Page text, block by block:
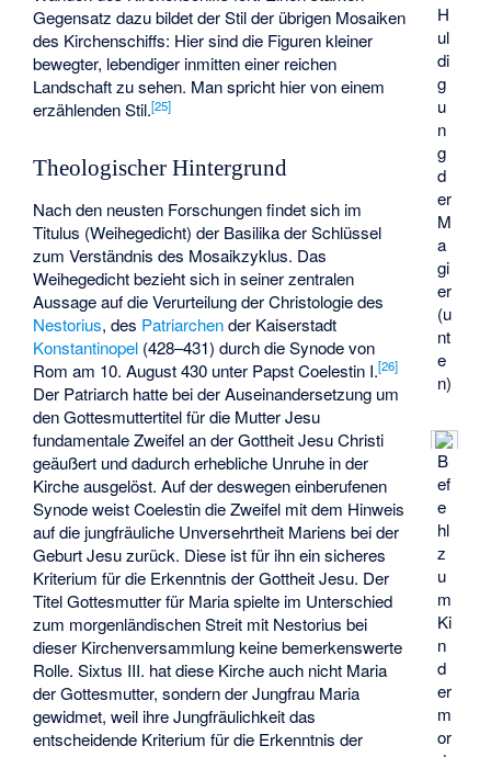
H
ul
di
g
u
n
g
d
er
M
a
gi
er
(u
nt
e
n)
B
ef
e
hl
z
u
m
Ki
n
d
er
m
or
Gegensatz dazu bildet der Stil der übrigen Mosaiken
des Kirchenschiffs: Hier sind die Figuren kleiner
bewegter, lebendiger inmitten einer reichen
Landschaft zu sehen. Man spricht hier von einem
erzählenden Stil.[25]
Theologischer Hintergrund
Nach den neusten Forschungen findet sich im
Titulus (Weihegedicht) der Basilika der Schlüssel
zum Verständnis des Mosaikzyklus. Das
Weihegedicht bezieht sich in seiner zentralen
Aussage auf die Verurteilung der Christologie des
Nestorius, des Patriarchender Kaiserstadt
Konstantinopel (428–431) durch die Synode von
Rom am 10. August 430 unter Papst Coelestin I.[26]
Der Patriarch hatte bei der Auseinandersetzung um
den Gottesmuttertitel für die Mutter Jesu
fundamentale Zweifel an der Gottheit Jesu Christi
geäußert und dadurch erhebliche Unruhe in der
Kirche ausgelöst. Auf der deswegen einberufenen
Synode weist Coelestin die Zweifel mit dem Hinweis
auf die jungfräuliche Unversehrtheit Mariens bei der
Geburt Jesu zurück. Diese ist für ihn ein sicheres
Kriterium für die Erkenntnis der Gottheit Jesu. Der
Titel Gottesmutter für Maria spielte im Unterschied
zum morgenländischen Streit mit Nestorius bei
dieser Kirchenversammlung keine bemerkenswerte
Rolle. Sixtus III. hat diese Kirche auch nicht Maria
der Gottesmutter, sondern der Jungfrau Maria
gewidmet, weil ihre Jungfräulichkeit das
entscheidende Kriterium für die Erkenntnis der